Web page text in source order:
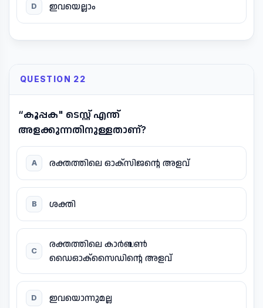
D ഇവയെല്ലാം
QUESTION 22
“കൂപ്പക" ടെസ്റ്റ് എന്ത്
അളക്കുന്നതിനുള്ളതാണ്?
A രക്തത്തിലെ ഓക്സിജന്റെ അളവ്
B ശക്തി
C
രക്തത്തിലെ കാർബൺ
ഡൈഓക്സൈഡിന്റെ അളവ്
D ഇവയൊന്നുമല്ല